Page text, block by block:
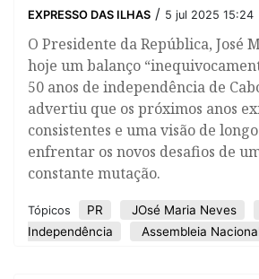
EXPRESSO DAS ILHAS / 5 jul 2025 15:24
O Presidente da República, José
hoje um balanço
50 anos de independência de
advertiu que os próximos anos
consistentes e uma visão de
enfrentar os novos desafios de
constante mutação.
Tópicos PR JOsé Maria Neves
Independência
Assembleia